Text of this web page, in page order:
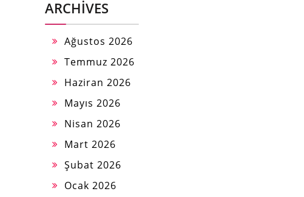
ARCHIVES
Ağustos 2026
Temmuz 2026
Haziran 2026
Mayıs 2026
Nisan 2026
Mart 2026
Şubat 2026
Ocak 2026